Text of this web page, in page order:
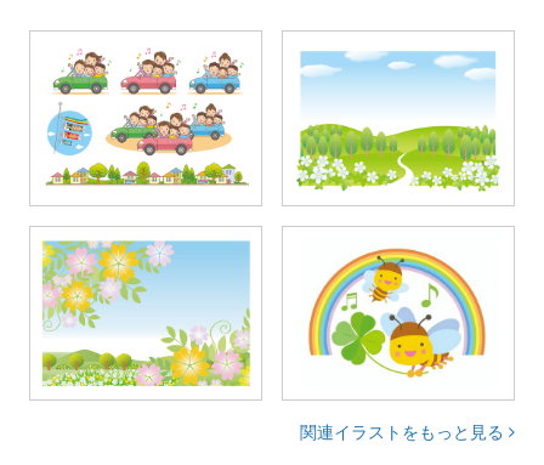
関連イラストをもっと見る